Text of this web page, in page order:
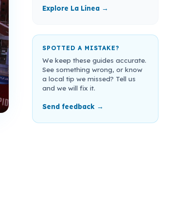
Explore La Línea →
SPOTTED A MISTAKE?
We keep these guides accurate.
See something wrong, or know
a local tip we missed? Tell us
and we will fix it.
Send feedback →